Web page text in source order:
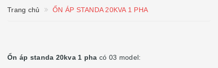
Trang chủ ỔN ÁP STANDA 20KVA 1 PHA
Ổn áp standa 20kva 1 pha có 03 model: